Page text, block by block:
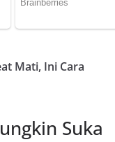
Mati, Ini Cara
Suka